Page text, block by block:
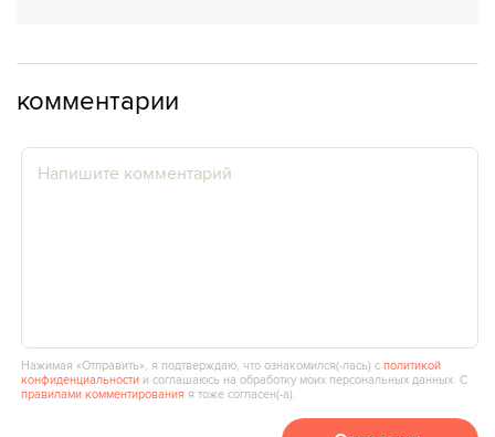
комментарии
Нажимая «Отправить», я подтверждаю, что ознакомился(‑лась) сполитикой
конфиденциальности и соглашаюсь на обработку моих персональных данных. С
правилами комментирования я тоже согласен(‑а).